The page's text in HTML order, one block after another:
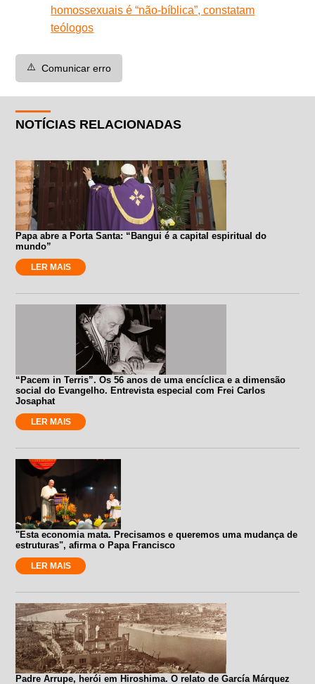
homossexuais é “não-bíblica”, constatam
teólogos
⚠️ Comunicar erro
NOTÍCIAS RELACIONADAS
Papa abre a Porta Santa: “Bangui é a capital espiritual do
mundo”
LER MAIS
“Pacem in Terris”. Os 56 anos de uma encíclica e a dimensão
social do Evangelho. Entrevista especial com Frei Carlos
Josaphat
LER MAIS
"Esta economia mata. Precisamos e queremos uma mudança de
estruturas", afirma o Papa Francisco
LER MAIS
Padre Arrupe, herói em Hiroshima. O relato de García Márquez